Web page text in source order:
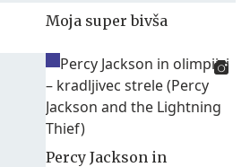
Moja super bivša
Percy Jackson in